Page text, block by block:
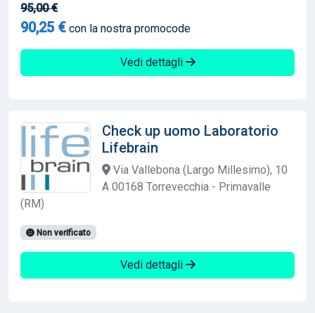
95,00 €
90,25 € con la nostra promocode
Vedi dettagli
Check up uomo Laboratorio
Lifebrain
Via Vallebona (Largo Millesimo), 10
A 00168 Torrevecchia - Primavalle
(RM)
Non verificato
Vedi dettagli